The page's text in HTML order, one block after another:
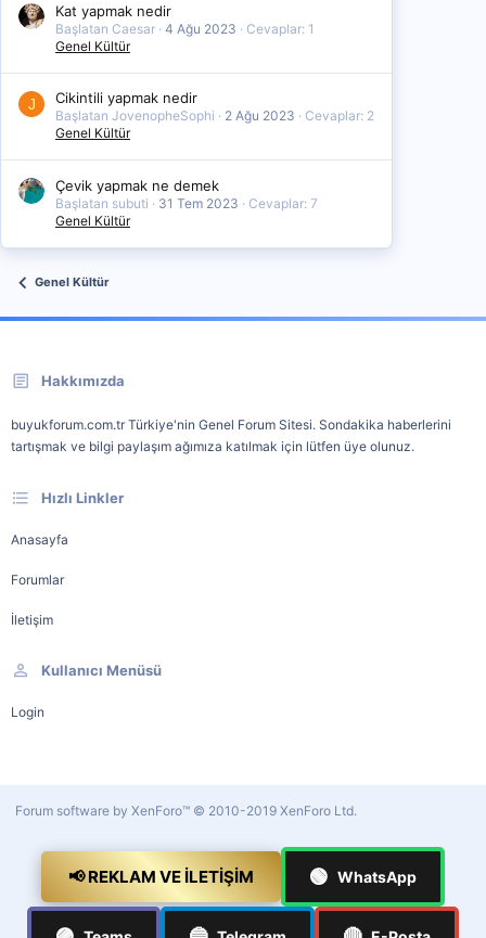
Kat yapmak nedir
Başlatan Caesar 4 Ağu 2023
Cevaplar: 1
Genel Kültür
J Cikintili yapmak nedir
Başlatan JovenopheSophi 2 Ağu 2023
Cevaplar: 2
Genel Kültür
Çevik yapmak ne demek
Başlatan subuti 31 Tem 2023
Cevaplar: 7
Genel Kültür
Genel Kültür
Hakkımızda
buyukforum.com.tr Türkiye'nin Genel Forum Sitesi. Sondakika haberlerini
tartışmak ve bilgi paylaşım ağımıza katılmak için lütfen üye olunuz.
Hızlı Linkler
Anasayfa
Forumlar
İletişim
Kullanıcı Menüsü
Login
Forum software by XenForo™ © 2010-2019 XenForo Ltd.
📢 REKLAM VE İLETIŞIM 🟢 WhatsApp